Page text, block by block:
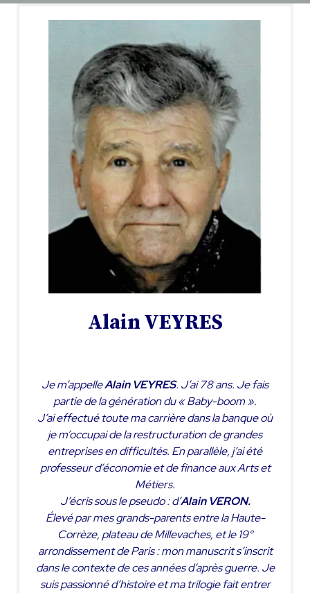
Alain VEYRES
Je m’appelleAlain VEYRES. J’ai 78 ans. Je fais
partie de la génération du « Baby-boom ».
J’ai effectué toute ma carrière dans la banque où
je m’occupai de la restructuration de grandes
entreprises en difficultés. En parallèle, j’ai été
professeur d’économie et de finance aux Arts et
Métiers.
J’écris sous le pseudo : d’Alain VERON.
Élevé par mes grands-parents entre la Haute-
Corrèze, plateau de Millevaches, et le 19°
arrondissement de Paris : mon manuscrit s’inscrit
dans le contexte de ces années d’après guerre. Je
suis passionné d’histoire et ma trilogie fait entrer